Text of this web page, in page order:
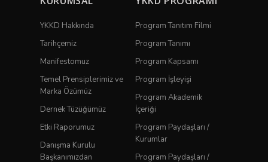
YKKD Hakkında
Tarihçemiz
Manifestomuz
Temel Prensiplerimiz ve
Marka Özümüz
Dernek Tüzüğümüz
Etki Raporumuz
Danışma Kurulu
Başkanımızdan
Program Tanıtım Filmi
Program Tanımı
Program Kapsamı
Program İşleyişi
Program Akademik
İçeriği
Program Paydaşları /
Kurumlar
Program Paydaşları /